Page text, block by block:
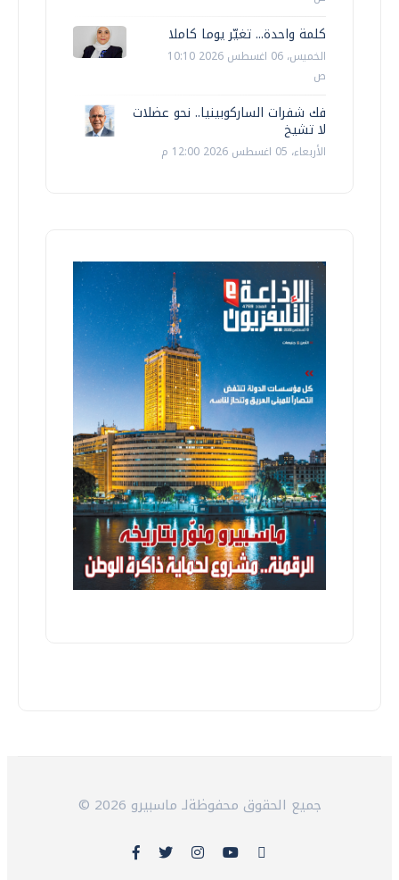
كلمة واحدة... تغيّر يوما كاملا
الخميس، 06 اغسطس 2026 10:10
ص
فك شفرات الساركوبينيا.. نحو عضلات
لا تشيخ
الأربعاء، 05 اغسطس 2026 12:00 م
© 2026 جميع الحقوق محفوظةلـ ماسبيرو